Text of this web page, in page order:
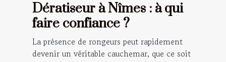
Dératiseur à Nîmes : à qui
faire confiance ?
La présence de rongeurs peut rapidement
devenir un véritable cauchemar, que ce soit